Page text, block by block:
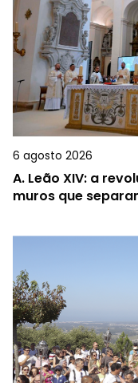
6 agosto 2026
A. Leão XIV: a
muros que